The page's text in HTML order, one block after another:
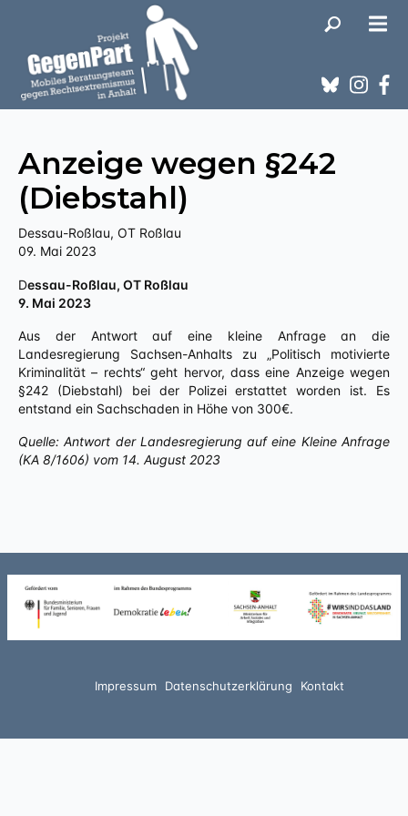
Anzeige wegen §242
(Diebstahl)
Dessau-Roßlau, OT Roßlau
09. Mai 2023
Dessau-Roßlau, OT Roßlau
9. Mai 2023
Aus der Antwort auf eine kleine Anfrage an die
Landesregierung Sachsen-Anhalts zu „Politisch motivierte
Kriminalität – rechts“ geht hervor, dass eine Anzeige wegen
§242 (Diebstahl) bei der Polizei erstattet worden ist. Es
entstand ein Sachschaden in Höhe von 300€.
Quelle: Antwort der Landesregierung auf eine Kleine Anfrage
(KA 8/1606) vom 14. August 2023
Impressum Datenschutzerklärung Kontakt